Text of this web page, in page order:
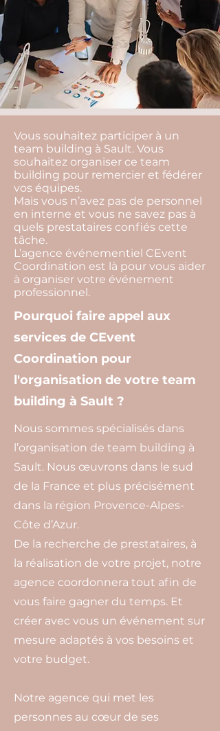
Vous souhaitez participer à un
team building à Sault. Vous
souhaitez organiser ce team
building pour remercier et fédérer
vos équipes.
Mais vous n’avez pas de personnel
en interne et vous ne savez pas à
quels prestataires confiés cette
tâche.
L’agence événementiel CEvent
Coordination est là pour vous aider
à organiser votre événement
professionnel.
Pourquoi faire appel aux
services de CEvent
Coordination pour
l'organisation de votre team
building à Sault ?
Nous sommes spécialisés dans
l’organisation de team building à
Sault. Nous œuvrons dans le sud
de la France et plus précisément
dans la région Provence-Alpes-
Côte d’Azur.
De la recherche de prestataires, à
la réalisation de votre projet, notre
agence coordonnera tout afin de
vous faire gagner du temps. Et
créer avec vous un événement sur
mesure adaptés à vos besoins et
votre budget.
Notre agence qui met les
personnes au cœur de ses